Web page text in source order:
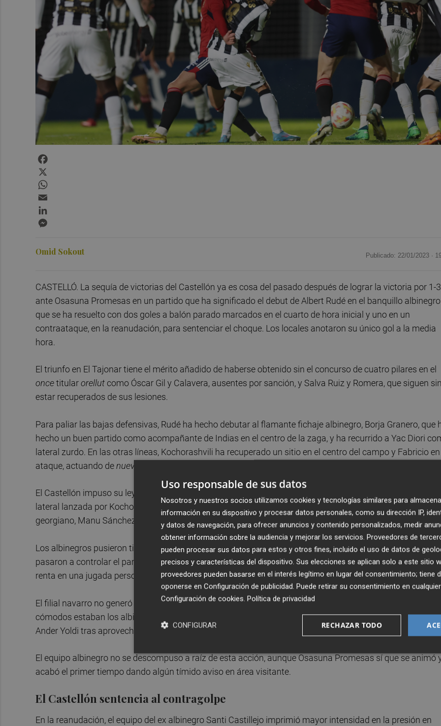
Omid Sokout Publicado: 22/01/2023 ·
CASTELLÓ. La sequía de victorias del Castellón ya es cosa del pasado después de lograr la victoria por 1-3
ante Osasuna Promesas en un partido que ha significado el debut de Albert Rudé en el banquillo
que se ha resuelto con dos goles a balón parado marcados en el cuarto de hora inicial y uno en un
contraataque, en la reanudación, para sentenciar el choque. Los locales anotaron su único gol a la media
hora.
El triunfo en El Tajonar tiene el mérito añadido de haberse obtenido sin el concurso de cuatro pilares en el
oncetitularorellut como Óscar Gil y Calavera, ausentes por sanción, y Salva Ruiz y Romera, que siguen sin
estar recuperados de sus lesiones.
Para paliar las bajas defensivas, Rudé ha hecho debutar al flamante fichaje albinegro, Borja Granero, que
hecho un buen partido como acompañante de Indias en el centro de la zaga, y ha recurrido a Yac Diori
lateral zurdo. En las otras líneas, Kochorashvili ha recuperado un sitio en el centro del campo y Fabricio en
ataque, actuando denueve
El Castellón impuso su ley muy pronto con un gol de cabeza marcado por Raúl Sánchez tras una falta
lateral lanzada por Kochorashvili. Y pocos minutos después, en otra asistencia del centrocampista
georgiano, Manu Sánchez amplió la renta con otro testarazo letal tras el saque de un córner.
Los albinegros pusieron tierra de por medio en una de las facetas que más dominan esta temporada y
pasaron a controlar el partido con gran comodidad a través del manejo del balón. Koné pudo ampliar la
renta en una jugada personal que acabó con un disparo con poco ángulo que detuvo el portero local.
El filial navarro no generó ninguna inquietud al Castellón durante la primera media hora, pero cuando más
cómodos estaban los albinegros, llegó el tanto que metió a los rojillos en el partido. Fue en un remate de
Ander Yoldi tras aprovechar un rechace de Pastor.
El equipo albinegro no se descompuso a raíz de esta acción, aunque Osasuna Promesas sí que se animó
acabó el primer tiempo dando algún tímido aviso en área visitante.
El Castellón sentencia al contragolpe
En la reanudación, el equipo del ex albinegro Santi Castillejo imprimió mayor intensidad en la presión en
Uso responsable de sus datos
Nosotros y nuestros socios utilizamos cookies y tecnologías similares para
información en su dispositivo y procesar datos personales, como su dirección IP,
y datos de navegación, para ofrecer anuncios y contenido personalizados, medir
obtener información sobre la audiencia y mejorar los servicios. Proveedores de
pueden procesar sus datos para estos y otros fines, incluido el uso de datos de
precisos y características del dispositivo. Sus elecciones se aplican solo a este sitio
proveedores pueden basarse en el interés legítimo en lugar del consentimiento; tiene
oponerse en Configuración de publicidad. Puede retirar su consentimiento en
Configuración de cookies. Política de privacidad
RECHAZAR TODO
CONFIGURAR